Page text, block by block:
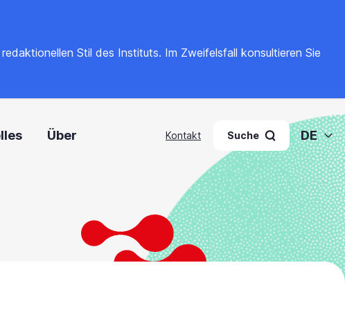
Stil des Instituts. Im Zweifelsfall konsultieren Sie
Über Kontakt Suche DE